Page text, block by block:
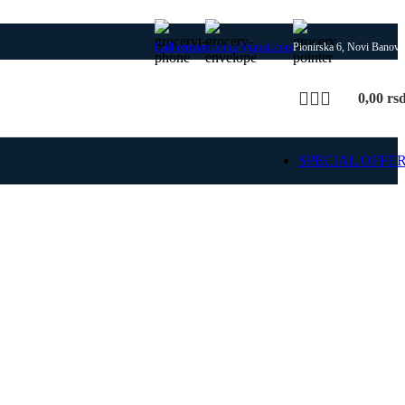
Call centarartehnic@gmail.comPionirska 6, Novi
0,00
SPECIAL